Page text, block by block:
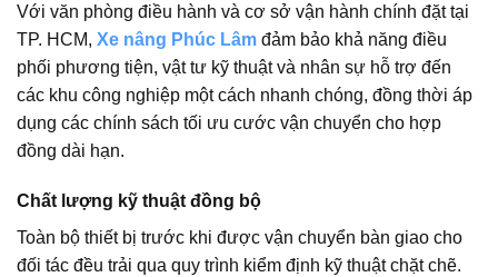
Với văn phòng điều hành và cơ sở vận hành chính đặt tại
TP. HCM, Xe nâng Phúc Lâm đảm bảo khả năng điều
phối phương tiện, vật tư kỹ thuật và nhân sự hỗ trợ đến
các khu công nghiệp một cách nhanh chóng, đồng thời áp
dụng các chính sách tối ưu cước vận chuyển cho hợp
đồng dài hạn.
Chất lượng kỹ thuật đồng bộ
Toàn bộ thiết bị trước khi được vận chuyển bàn giao cho
đối tác đều trải qua quy trình kiểm định kỹ thuật chặt chẽ.